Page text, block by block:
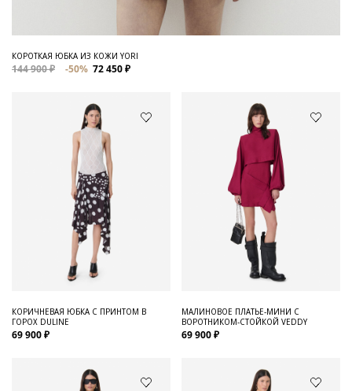
КОРОТКАЯ ЮБКА ИЗ КОЖИ YORI
144 900 ₽ -50% 72 450 ₽
КОРИЧНЕВАЯ ЮБКА С ПРИНТОМ В
ГОРОХ DULINE
69 900 ₽
МАЛИНОВОЕ ПЛАТЬЕ-МИНИ С
ВОРОТНИКОМ-СТОЙКОЙ VEDDY
69 900 ₽